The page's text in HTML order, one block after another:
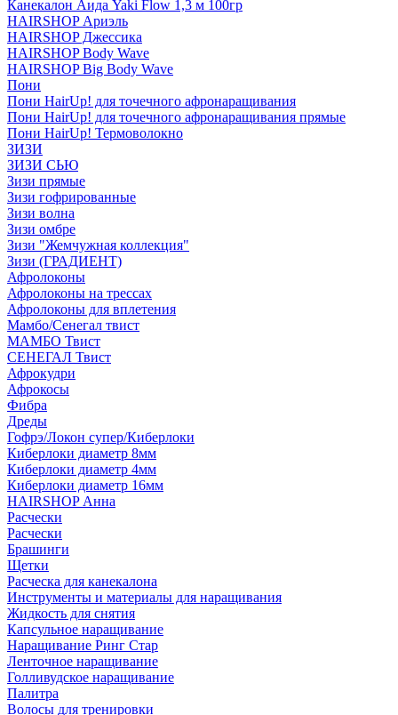
Канекалон Аида Yaki Flow 1,3 м 100гр
HAIRSHOP Ариэль
HAIRSHOP Джессика
HAIRSHOP Body Wave
HAIRSHOP Big Body Wave
Пони
Пони HairUp! для точечного афронаращивания
Пони HairUp! для точечного афронаращивания прямые
Пони HairUp! Термоволокно
ЗИЗИ
ЗИЗИ СЬЮ
Зизи прямые
Зизи гофрированные
Зизи волна
Зизи омбре
Зизи "Жемчужная коллекция"
Зизи (ГРАДИЕНТ)
Афролоконы
Афролоконы на трессах
Афролоконы для вплетения
Мамбо/Сенегал твист
МАМБО Твист
СЕНЕГАЛ Твист
Афрокудри
Афрокосы
Фибра
Дреды
Гофрэ/Локон супер/Киберлоки
Киберлоки диаметр 8мм
Киберлоки диаметр 4мм
Киберлоки диаметр 16мм
HAIRSHOP Анна
Расчески
Расчески
Брашинги
Щетки
Расческа для канекалона
Инструменты и материалы для наращивания
Жидкость для снятия
Капсульное наращивание
Наращивание Ринг Стар
Ленточное наращивание
Голливудское наращивание
Палитра
Волосы для тренировки